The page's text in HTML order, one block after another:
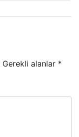
Gerekli alanlar *